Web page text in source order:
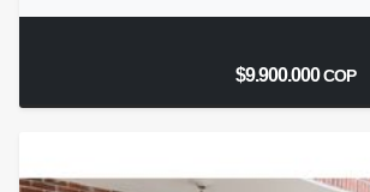
$9.900.000COP